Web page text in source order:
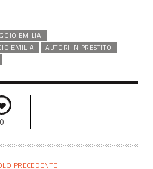
EMILIA
EMILIA
AUTORI IN PRESTITO
0
PRECEDENTE